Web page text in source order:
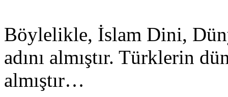
Böylelikle, İslam Dini,
adını almıştır. Türklerin
almıştır…